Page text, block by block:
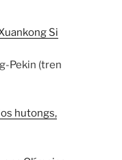
Si
Pekin (tren
hutongs,